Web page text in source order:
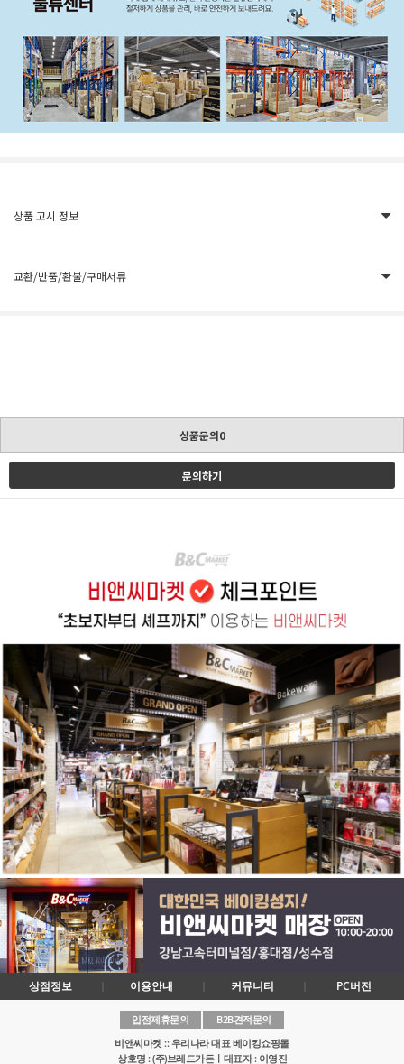
상품 고시 정보
교환/반품/환불/구매서류
상품문의0
문의하기
상점정보 이용안내 커뮤니티 PC버전
입점제휴문의
B2B견적문의
비앤씨마켓 :: 우리나라 대표 베이킹쇼핑몰
상호명 : (주)브레드가든ㅣ대표자 : 이영진